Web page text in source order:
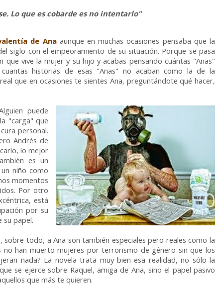
Lo que es cobarde es no intentarlo"
de Anaaunque en muchas ocasiones pensaba que la
siglo con el empeoramiento de su situación. Porque se pasa
que vive la mujer y su hijo y acabas pensando cuántas "Anas"
historias de esas "Anas" no acaban como la de la
que en ocasiones te sientes Ana, preguntándote qué hacer,
puede
"carga" que
personal.
Andrés de
lo mejor
es un
niño como
momentos
Por otro
está
por su
su papel.
sobre todo, a Ana son también especiales pero reales como la
no han muerto mujeres por terrorismo de género sin que los
nada? La novela trata muy bien esa realidad, no sólo la
se ejerce sobre Raquel, amiga de Ana, sino el papel pasivo
que más te quieren.